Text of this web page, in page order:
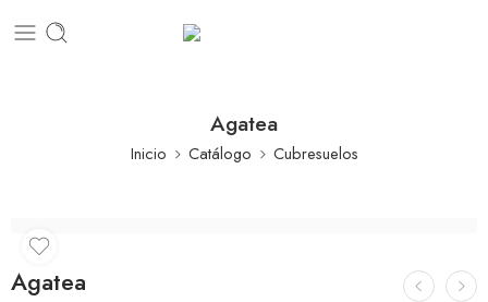
Agatea
Inicio Catálogo Cubresuelos
Agatea